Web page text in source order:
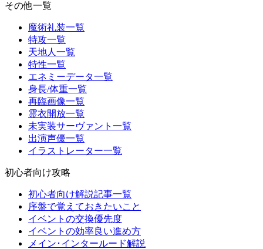
その他一覧
魔術礼装一覧
特攻一覧
天地人一覧
特性一覧
エネミーデータ一覧
身長/体重一覧
再臨画像一覧
霊衣開放一覧
未実装サーヴァント一覧
出演声優一覧
イラストレーター一覧
初心者向け攻略
初心者向け解説記事一覧
序盤で覚えておきたいこと
イベントの交換優先度
イベントの効率良い進め方
メイン･インタールード解説